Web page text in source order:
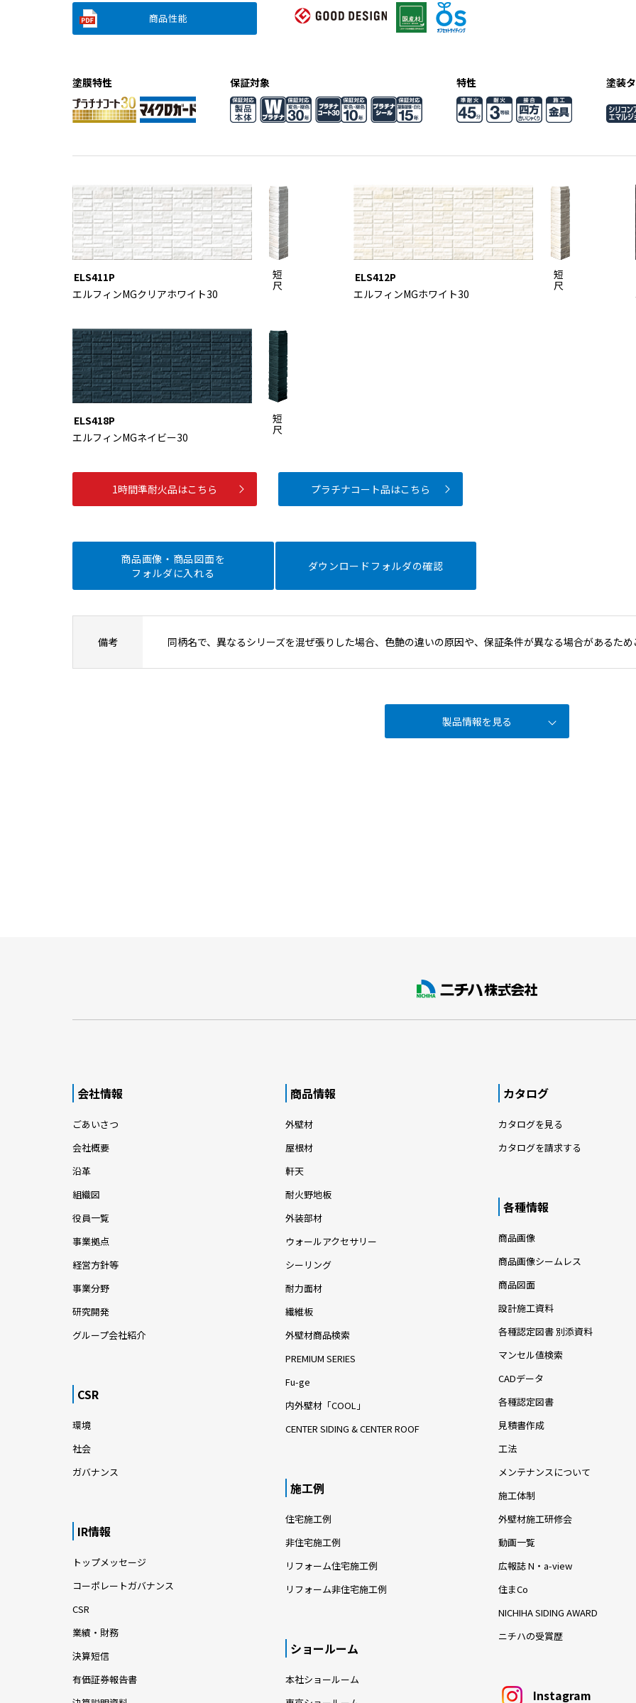
商品性能
塗膜特性 保証対象 特性 塗装
短
尺
ELS411P
エルフィンMGクリアホワイト30
短
尺
ELS412P
エルフィンMGホワイト30
短
尺
ELS418P
エルフィンMGネイビー30
1時間準耐火品はこちら プラチナコート品はこちら
商品画像・商品図面を
フォルダに入れる
ダウンロードフォルダの確認
備考 同柄名で、異なるシリーズを混ぜ張りした場合、色艶の違いの原因や、保証条件が異なる場合があるた
製品情報を見る
会社情報
ごあいさつ
会社概要
沿革
組織図
役員一覧
事業拠点
経営方針等
事業分野
研究開発
グループ会社紹介
CSR
環境
社会
ガバナンス
IR情報
トップメッセージ
コーポレートガバナンス
CSR
業績・財務
決算短信
有価証券報告書
商品情報
外壁材
屋根材
軒天
耐火野地板
外装部材
ウォールアクセサリー
シーリング
耐力面材
繊維板
外壁材商品検索
PREMIUM SERIES
Fu-ge
内外壁材「COOL」
CENTER SIDING & CENTER ROOF
施工例
住宅施工例
非住宅施工例
リフォーム住宅施工例
リフォーム非住宅施工例
ショールーム
本社ショールーム
カタログ
カタログを見る
カタログを請求する
各種情報
商品画像
商品画像シームレス
商品図面
設計施工資料
各種認定図書 別添資料
マンセル値検索
CADデータ
各種認定図書
見積書作成
工法
メンテナンスについて
施工体制
外壁材施工研修会
動画一覧
広報誌 N・a-view
住まCo
NICHIHA SIDING AWARD
ニチハの受賞歴
Instagram